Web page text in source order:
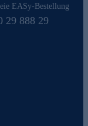
EASy-Bestellung
29 888 29